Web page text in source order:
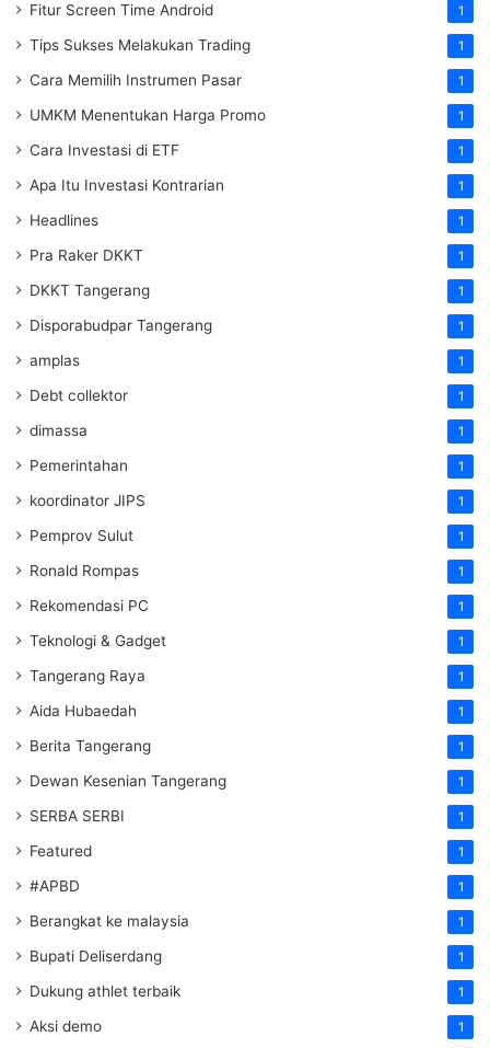
Fitur Screen Time Android 1
Tips Sukses Melakukan Trading 1
Cara Memilih Instrumen Pasar 1
UMKM Menentukan Harga Promo 1
Cara Investasi di ETF 1
Apa Itu Investasi Kontrarian 1
Headlines 1
Pra Raker DKKT 1
DKKT Tangerang 1
Disporabudpar Tangerang 1
amplas 1
Debt collektor 1
dimassa 1
Pemerintahan 1
koordinator JIPS 1
Pemprov Sulut 1
Ronald Rompas 1
Rekomendasi PC 1
Teknologi & Gadget 1
Tangerang Raya 1
Aida Hubaedah 1
Berita Tangerang 1
Dewan Kesenian Tangerang 1
SERBA SERBI 1
Featured 1
#APBD 1
Berangkat ke malaysia 1
Bupati Deliserdang 1
Dukung athlet terbaik 1
Aksi demo 1